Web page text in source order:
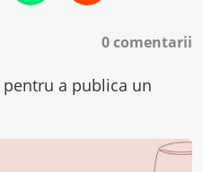
0 comentarii
pentru a publica un